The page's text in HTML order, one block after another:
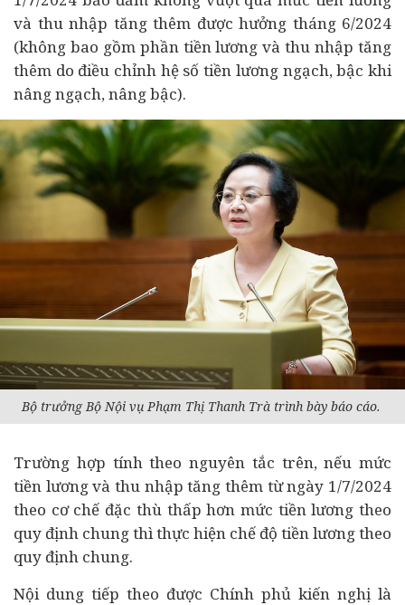
và thu nhập tăng thêm được hưởng tháng 6/2024
(không bao gồm phần tiền lương và thu nhập tăng
thêm do điều chỉnh hệ số tiền lương ngạch, bậc khi
nâng ngạch, nâng bậc).
Bộ trưởng Bộ Nội vụ Phạm Thị Thanh Trà trình bày báo cáo.
Trường hợp tính theo nguyên tắc trên, nếu mức
tiền lương và thu nhập tăng thêm từ ngày 1/7/2024
theo cơ chế đặc thù thấp hơn mức tiền lương theo
quy định chung thì thực hiện chế độ tiền lương theo
quy định chung.
Nội dung tiếp theo được Chính phủ kiến nghị là